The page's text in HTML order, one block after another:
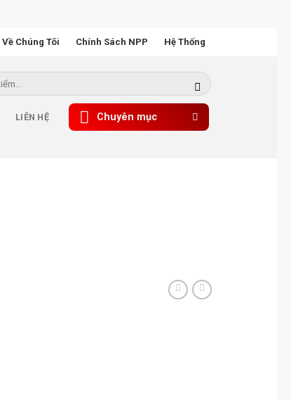
Về Chúng Tôi Chính Sách NPP Hệ Thống
LIÊN HỆ Chuyên mục